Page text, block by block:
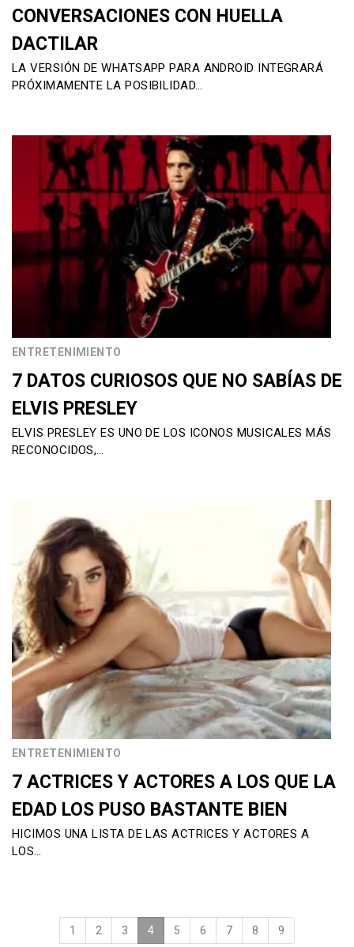
CONVERSACIONES CON HUELLA
DACTILAR
LA VERSIÓN DE WHATSAPP PARA ANDROID INTEGRARÁ
PRÓXIMAMENTE LA POSIBILIDAD…
ENTRETENIMIENTO
7 DATOS CURIOSOS QUE NO SABÍAS DE
ELVIS PRESLEY
ELVIS PRESLEY ES UNO DE LOS ICONOS MUSICALES MÁS
RECONOCIDOS,…
ENTRETENIMIENTO
7 ACTRICES Y ACTORES A LOS QUE LA
EDAD LOS PUSO BASTANTE BIEN
HICIMOS UNA LISTA DE LAS ACTRICES Y ACTORES A
LOS…
1 2 3 4(current)
5 6 7 8 9